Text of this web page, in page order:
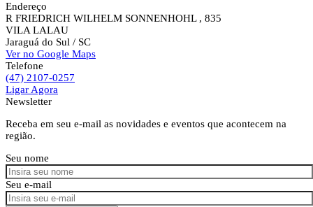
Endereço
R FRIEDRICH WILHELM SONNENHOHL , 835
VILA LALAU
Jaraguá do Sul / SC
Ver no Google Maps
Telefone
(47) 2107-0257
Ligar Agora
Newsletter
Receba em seu e-mail as novidades e eventos que acontecem na
região.
Seu nome
Seu e-mail